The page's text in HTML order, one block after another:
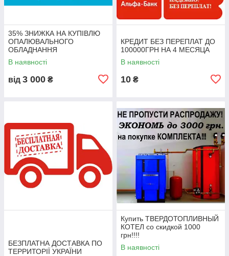
35% ЗНИЖКА НА КУПІВЛЮ
ОПАЛЮВАЛЬНОГО
ОБЛАДНАННЯ
В наявності
від 3 000 ₴
КРЕДИТ БЕЗ ПЕРЕПЛАТ ДО
100000ГРН НА 4 МЕСЯЦА
В наявності
10 ₴
БЕЗПЛАТНА ДОСТАВКА ПО
ТЕРРИТОРІЇ УКРАЇНИ
Купить ТВЕРДОТОПЛИВНЫЙ
КОТЕЛ со скидкой 1000
грн!!!!
В наявності